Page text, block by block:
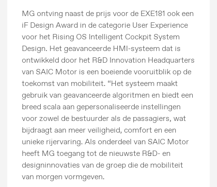
MG ontving naast de prijs voor de EXE181 ook een
iF Design Award in de categorie User Experience
voor het Rising OS Intelligent Cockpit System
Design. Het geavanceerde HMI-systeem dat is
ontwikkeld door het R&D Innovation Headquarters
van SAIC Motor is een boeiende vooruitblik op de
toekomst van mobiliteit. “Het systeem maakt
gebruik van geavanceerde algoritmen en biedt een
breed scala aan gepersonaliseerde instellingen
voor zowel de bestuurder als de passagiers, wat
bijdraagt aan meer veiligheid, comfort en een
unieke rijervaring. Als onderdeel van SAIC Motor
heeft MG toegang tot de nieuwste R&D- en
designinnovaties van de groep die de mobiliteit
van morgen vormgeven.